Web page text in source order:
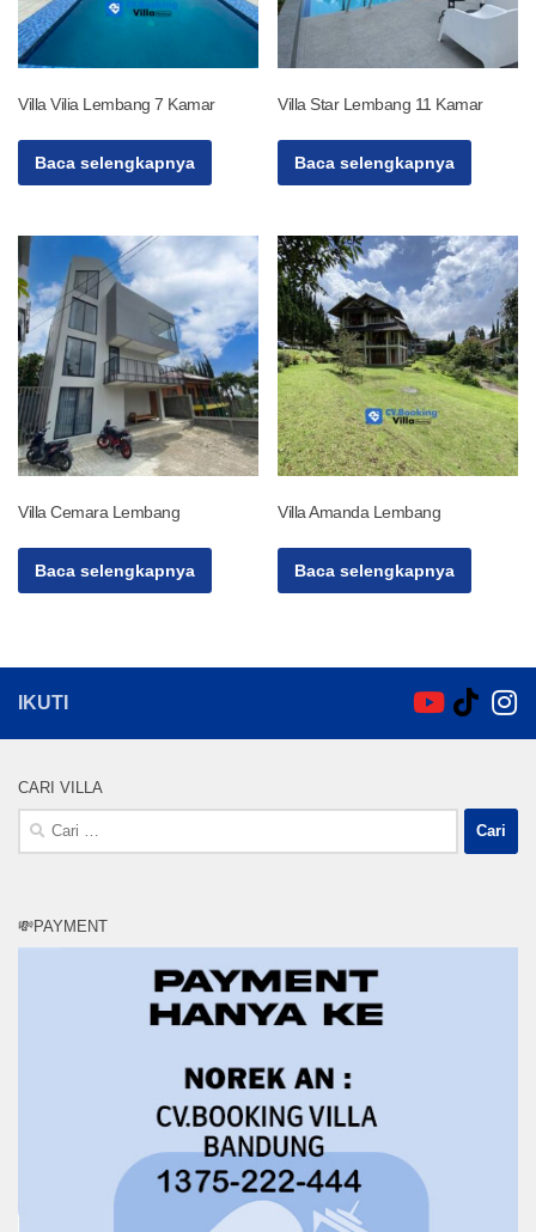
Villa Vilia Lembang 7 Kamar
Baca selengkapnya
Villa Star Lembang 11 Kamar
Baca selengkapnya
Villa Cemara Lembang
Baca selengkapnya
Villa Amanda Lembang
Baca selengkapnya
IKUTI
CARI VILLA
Cari
💸PAYMENT